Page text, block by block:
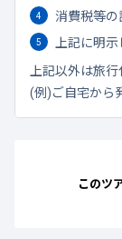
消費税等
上記に明
上記以外は旅
(例)ご自宅から
このツ